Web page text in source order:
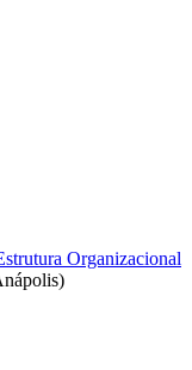
Organizacional